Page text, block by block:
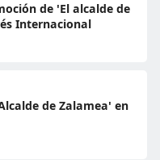
de 'El alcalde de
Internacional
de Zalamea' en